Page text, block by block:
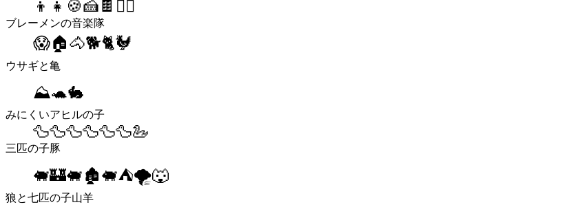
👦👧🍪🍰🍫🧙‍♀️
ブレーメンの音楽隊
😱🏠🐴🐕🐈🐓
ウサギと亀
⛰🐢🐇
みにくいアヒルの子
🦆🦆🦆🦆🦆🦆🦢
三匹の子豚
🐖🏰🐖🏚🐖⛺️🌪🐺
狼と七匹の子山羊